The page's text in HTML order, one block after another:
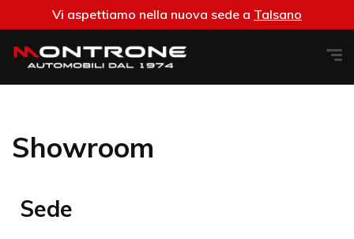
Vi aspettiamo nella nuova sede a Talsano
Showroom
Sede